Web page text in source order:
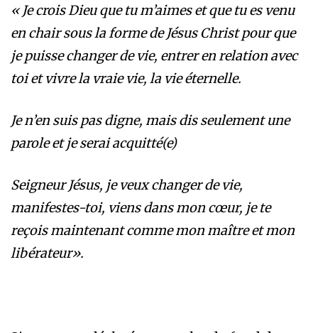
« Je crois Dieu que tu m’aimes et que tu es venu
en chair sous la forme de Jésus Christ pour que
je puisse changer de vie, entrer en relation avec
toi et vivre la vraie vie, la vie éternelle.
Je n’en suis pas digne, mais dis seulement une
parole et je serai acquitté(e)
Seigneur Jésus, je veux changer de vie,
manifestes-toi, viens dans mon cœur, je te
reçois maintenant comme mon maître et mon
libérateur».